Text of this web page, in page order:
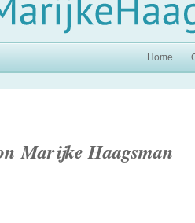
Home
Marijke Haagsman